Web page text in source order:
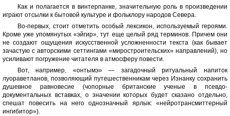
Как и полагается в винтерпанке, значительную роль в произведении
играют отсылки к бытовой культуре и фольклору народов Севера.
Во-первых, стоит отметить особый лексикон, используемый героями.
Кроме уже упомянутых «эйгир», тут еще целый ряд терминов. Причем они
не создают ощущения искусственной усложненности текста (как бывает
зачастую с авторскими сеттингами «миростроительских» направлений), но
усиливают погружение читателя в атмосферу повести.
Вот, например, «онтымэ» — загадочный ритуальный напиток
луораветланов, позволяющий путешественникам через Изнанку сохранить
душевное равновесие (чопорные британские ученые в псевдо-
документальных вставках, о значении которых будет сказано отдельно,
спешат повесить на него однозначный ярлык: «нейротрансмиттерный
ингибитор»).